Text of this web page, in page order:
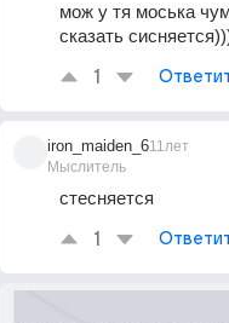
мож у тя моська
сказать
1
iron_maiden_6
Мыслитель
11лет
стесняется
1